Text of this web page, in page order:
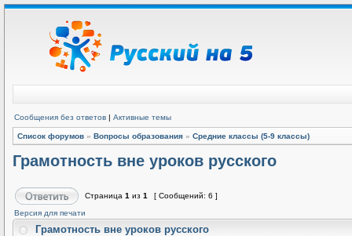
Сообщения без ответов | Активные темы
Список форумов » Вопросы образования » Средние классы (5-9 классы)
Грамотность вне уроков русского
Страница 1 из 1
[ Сообщений: 6 ]
Версия для печати
Грамотность вне уроков русского